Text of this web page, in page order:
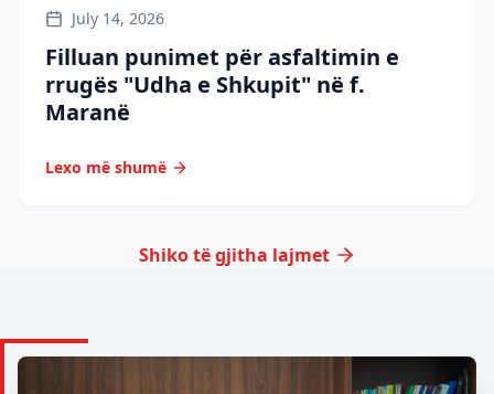
July 14, 2026
Filluan punimet për asfaltimin e
rrugës "Udha e Shkupit" në f.
Maranë
Lexo më shumë
Shiko të gjitha lajmet